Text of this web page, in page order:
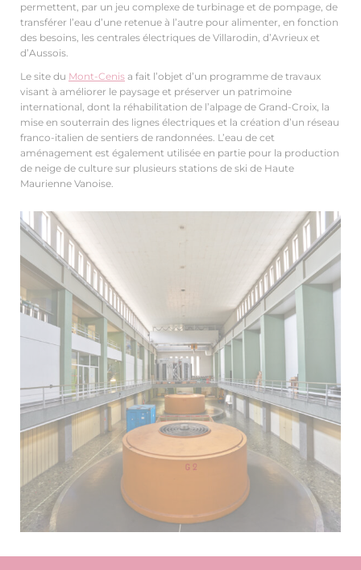
permettent, par un jeu complexe de turbinage et de pompage, de
transférer l’eau d’une retenue à l’autre pour alimenter, en fonction
des besoins, les centrales électriques de Villarodin, d’Avrieux et
d’Aussois.
Le site du Mont-Cenis a fait l’objet d’un programme de travaux
visant à améliorer le paysage et préserver un patrimoine
international, dont la réhabilitation de l’alpage de Grand-Croix, la
mise en souterrain des lignes électriques et la création d’un réseau
franco-italien de sentiers de randonnées. L’eau de cet
aménagement est également utilisée en partie pour la production
de neige de culture sur plusieurs stations de ski de Haute
Maurienne Vanoise.